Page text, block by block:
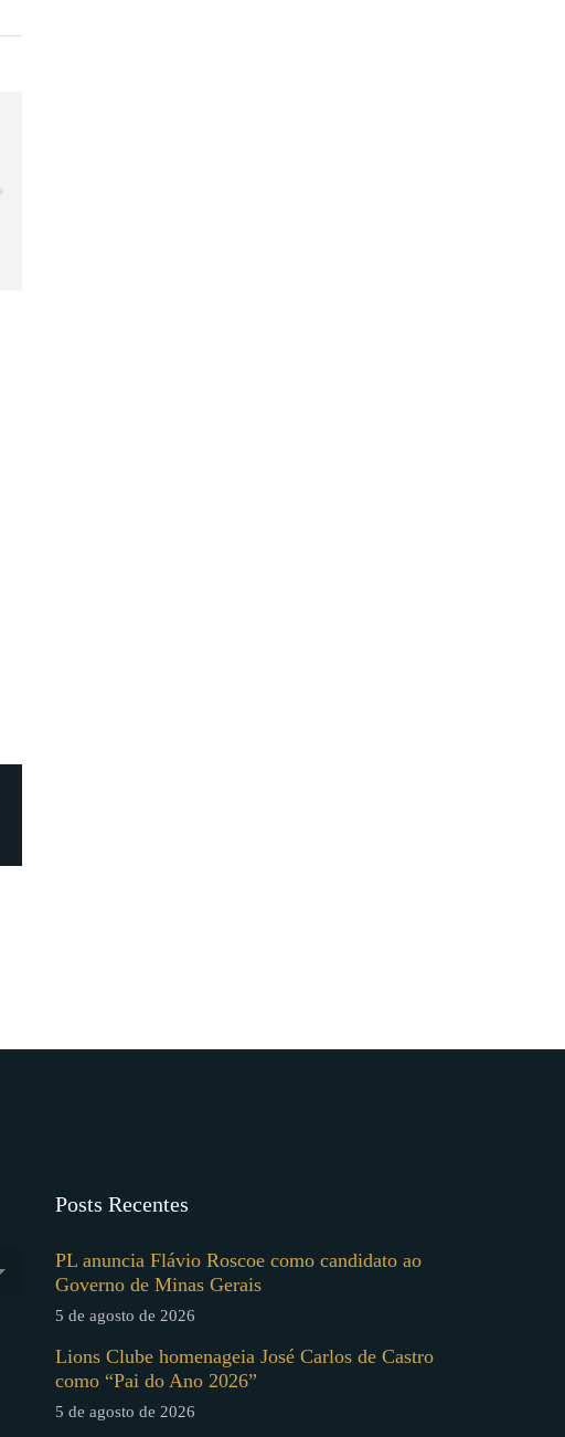
Posts Recentes
PL anuncia Flávio Roscoe como candidato ao
Governo de Minas Gerais
5 de agosto de 2026
Lions Clube homenageia José Carlos de Castro
como “Pai do Ano 2026”
5 de agosto de 2026